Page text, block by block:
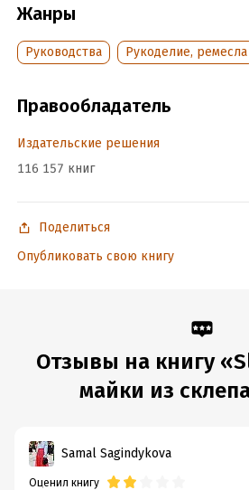
свою жизнь экологичнее.
на территории РФ.
Объем:95614
Год издания: 2024
Дата поступления:
Жанры
Руководства Рукоделие, ремесла
Правообладатель
Издательские решения
116 157 книг
Поделиться
Опубликовать свою книгу
Отзывы на книгу
майки из
Samal Sagindykova
Оценил книгу